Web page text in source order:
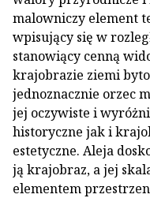
malowniczy element
wpisujący się w
stanowiący cenną
krajobrazie ziemi
jednoznacznie orzec
jej oczywiste i
historyczne jak i
estetyczne. Aleja
ją krajobraz, a jej
elementem